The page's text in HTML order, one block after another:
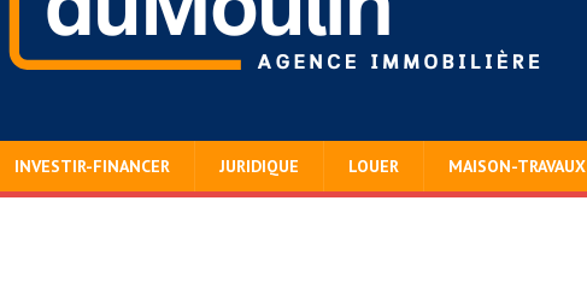
INVESTIR-FINANCER JURIDIQUE LOUER MAISON-TRAVAUX